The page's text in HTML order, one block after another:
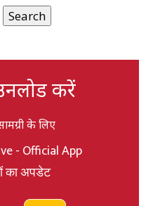
Search
करें
के लिए
- Official App
का अपडेट